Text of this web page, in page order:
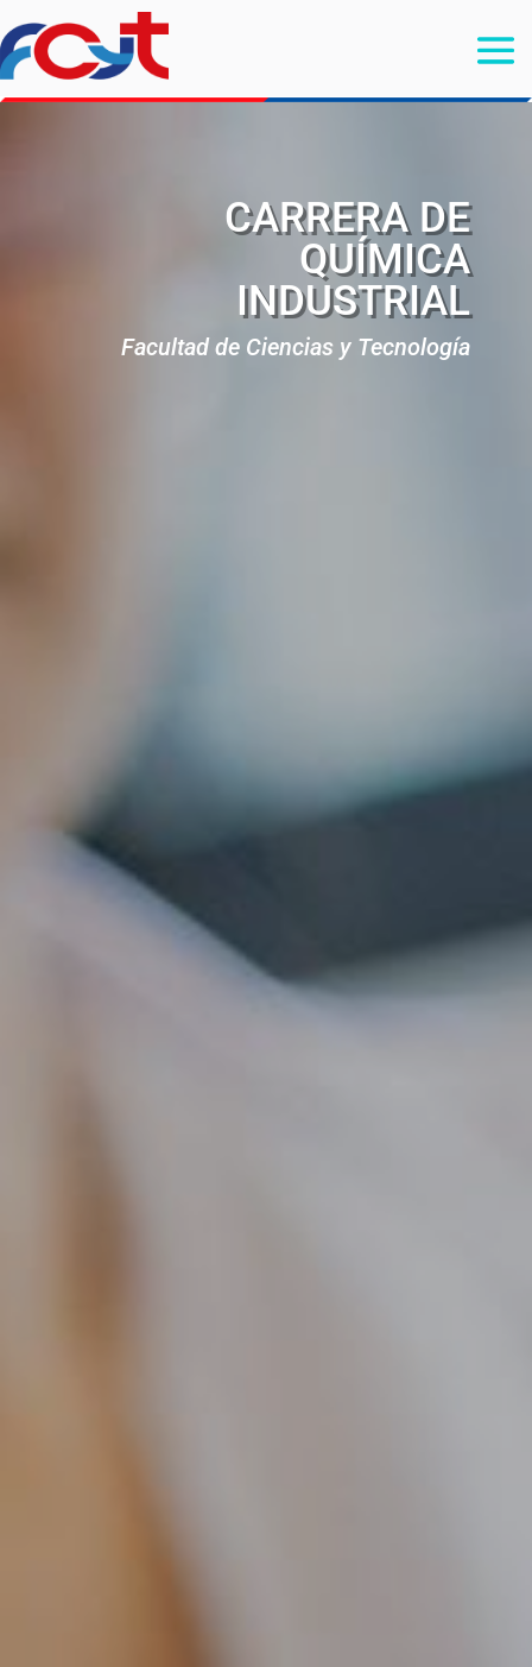
CARRERA DE
QUÍMICA
INDUSTRIAL
Facultad de Ciencias y Tecnología